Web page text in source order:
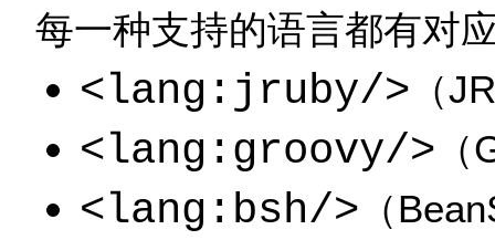
每一种支持的语言都有对
<lang:jruby/> （
<lang:groovy/>
<lang:bsh/> （